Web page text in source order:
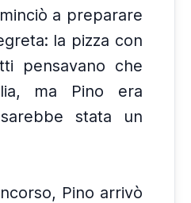
a preparare
la pizza con
pensavano che
ma Pino era
stata un
Pino arrivò